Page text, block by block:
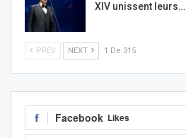
XIV unissent leurs…
PREV NEXT 1 De 315
Facebook Likes